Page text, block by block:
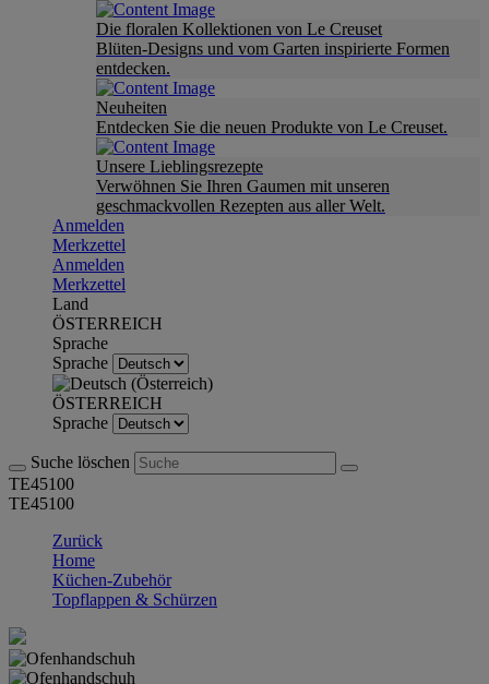
Die floralen Kollektionen von Le Creuset
Blüten-Designs und vom Garten inspirierte Formen
entdecken.
Neuheiten
Entdecken Sie die neuen Produkte von Le Creuset.
Unsere Lieblingsrezepte
Verwöhnen Sie Ihren Gaumen mit unseren
geschmackvollen Rezepten aus aller Welt.
Anmelden
Merkzettel
Anmelden
Merkzettel
Land
ÖSTERREICH
Sprache
Sprache
ÖSTERREICH
Sprache
Suche löschen
TE45100
TE45100
Zurück
Home
Küchen-Zubehör
Topflappen & Schürzen